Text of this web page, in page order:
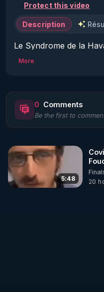
Protect this video
Description
Le Syndrome de la
More
0 Comments
Be the first to
5:48
de
20